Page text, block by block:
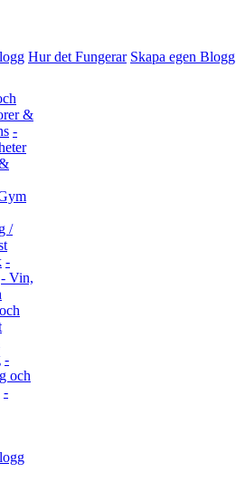
Hur det Fungerar Skapa egen Blogg
&
-
/
-
- Vin,
-
och
-